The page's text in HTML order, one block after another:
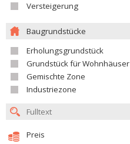
Versteigerung
Baugrundstücke
Erholungsgrundstück
Grundstück für Wohnhäuser
Gemischte Zone
Industriezone
Preis